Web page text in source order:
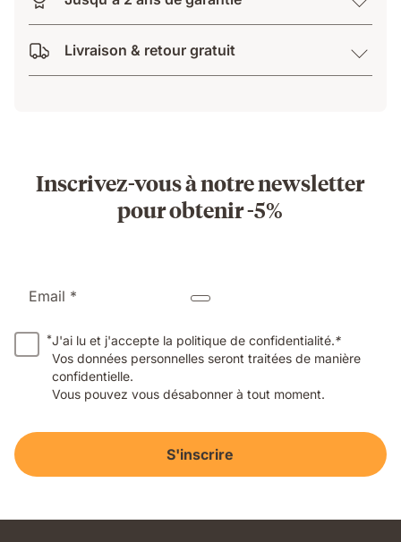
Livraison & retour gratuit
Inscrivez-vous à notre newsletter
pour obtenir -5%
Email *
*J'ai lu et j'accepte la politique de confidentialité.*
Vos données personnelles seront traitées de manière
confidentielle.
Vous pouvez vous désabonner à tout moment.
S'inscrire